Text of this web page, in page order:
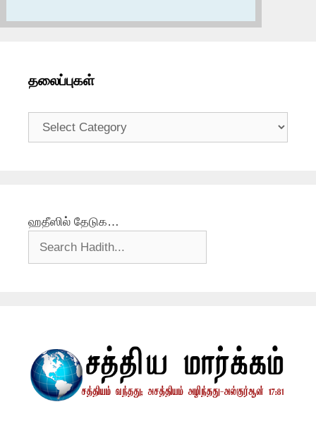
தலைப்புகள்
தலைப்புகள்
ஹதீஸில் தேடுக…